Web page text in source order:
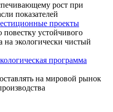
рост при
показателей
проекты
устойчивого
на экологически чистый
программа
на мировой рынок